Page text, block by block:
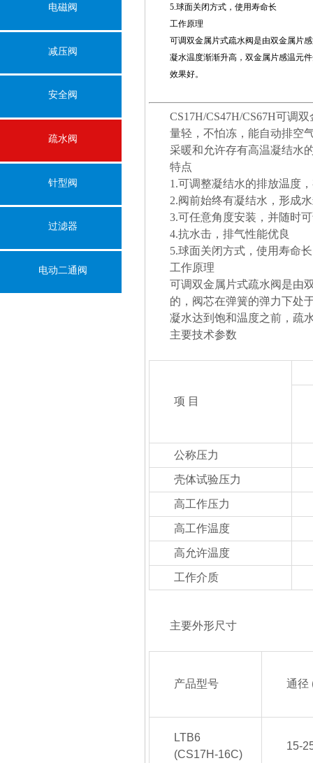
5.球面关闭方式，使用寿命长
工作原理
可调双金属片式疏水阀是由双金属片
凝水温度渐渐升高，双金属片感温元
效果好。
CS17H/CS47H/CS67H可调
量轻，不怕冻，能自动排空
采暖和允许存有高温凝结水
特点
1.可调整凝结水的排放温度
2.阀前始终有凝结水，形成
3.可任意角度安装，并随时
4.抗水击，排气性能优良
5.球面关闭方式，使用寿命长
工作原理
可调双金属片式疏水阀是由
的，阀芯在弹簧的弹力下处
凝水达到饱和温度之前，疏
主要技术参数
项 目
公称压力
壳体试验压力
高工作压力
高工作温度
高允许温度
工作介质
主要外形尺寸
产品型号 通径
LTB6
(CS17H-16C)
15-
电磁阀
减压阀
安全阀
疏水阀
针型阀
过滤器
电动二通阀